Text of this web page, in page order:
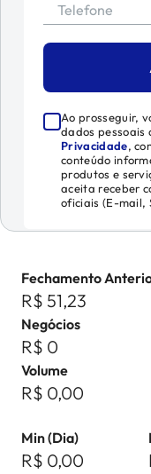
Telefone
Ao prosseguir,
dados pessoais
Privacidade,
conteúdo
produtos e
aceita receber
oficiais (E-mail,
Fechamento
R$ 51,23
Negócios
R$ 0
Volume
R$ 0,00
Min (Dia)
R$ 0,00